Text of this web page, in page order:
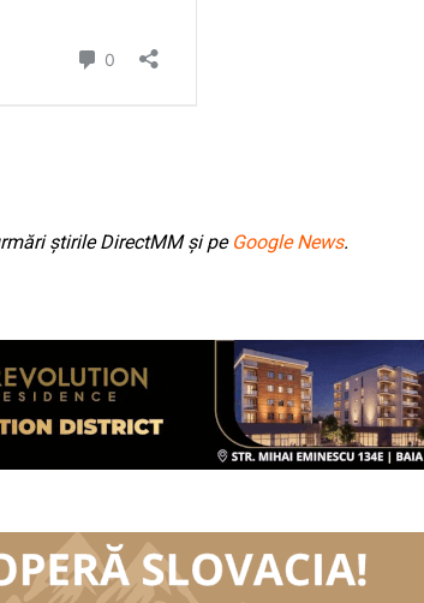
știrile DirectMM și pe Google News.